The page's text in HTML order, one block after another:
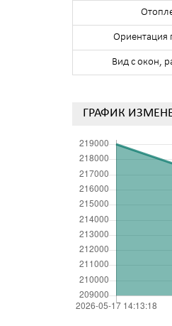
Ориентация
Вид с окон,
ГРАФИК